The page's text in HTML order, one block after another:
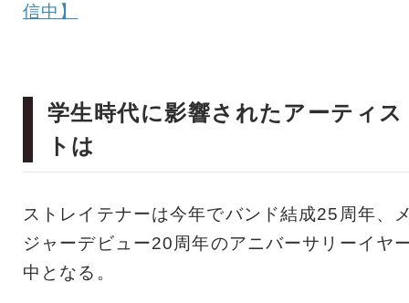
信中】
学生時代に影響されたアーティス
トは
ストレイテナーは今年でバンド結成25周年、
ジャーデビュー20周年のアニバーサリーイヤ
中となる。